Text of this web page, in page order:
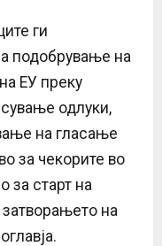
ги
подобрување на
ЕУ преку
одлуки,
на гласање
за чекорите во
за старт на
на